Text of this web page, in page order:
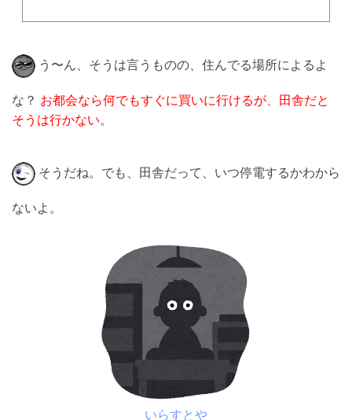
う〜ん、そうは言うものの、住んでる場所によるよ
な？ お都会なら何でもすぐに買いに行けるが、田舎だと
そうは行かない。
そうだね。でも、田舎だって、いつ停電するかわから
ないよ。
いらすとや